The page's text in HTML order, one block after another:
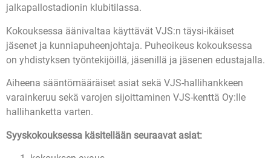
jalkapallostadionin klubitilassa.
Kokouksessa äänivaltaa käyttävät VJS:n täysi-ikäiset
jäsenet ja kunniapuheenjohtaja. Puheoikeus kokouksessa
on yhdistyksen työntekijöillä, jäsenillä ja jäsenen edustajalla.
Aiheena sääntömääräiset asiat sekä VJS-hallihankkeen
varainkeruu sekä varojen sijoittaminen VJS-kenttä Oy:lle
hallihanketta varten.
Syyskokouksessa käsitellään seuraavat asiat: